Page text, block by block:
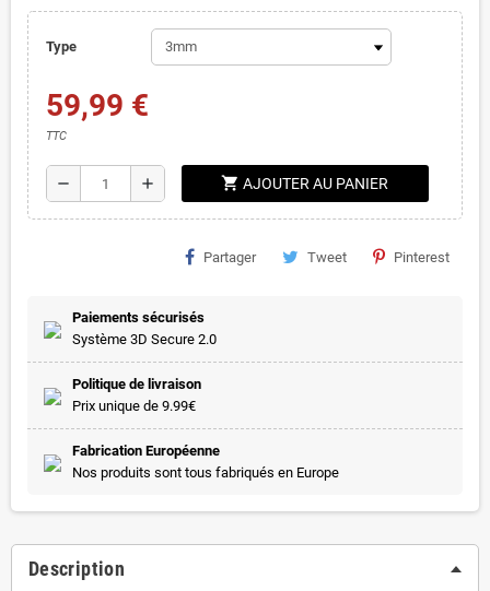
Type
59,99 €
TTC
remove add shopping_cart AJOUTER AU PANIER
Partager Tweet Pinterest
Paiements sécurisés
Système 3D Secure 2.0
Politique de livraison
Prix unique de 9.99€
Fabrication Européenne
Nos produits sont tous fabriqués en Europe
Description